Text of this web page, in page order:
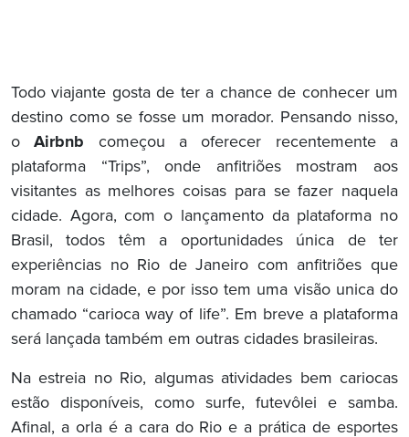
Todo viajante gosta de ter a chance de conhecer um
destino como se fosse um morador. Pensando nisso,
oAirbnb começou a oferecer recentemente a
plataforma “Trips”, onde anfitriões mostram aos
visitantes as melhores coisas para se fazer naquela
cidade. Agora, com o lançamento da plataforma no
Brasil, todos têm a oportunidades única de ter
experiências no Rio de Janeiro com anfitriões que
moram na cidade, e por isso tem uma visão unica do
chamado “carioca way of life”. Em breve a plataforma
será lançada também em outras cidades brasileiras.
Na estreia no Rio, algumas atividades bem cariocas
estão disponíveis, como surfe, futevôlei e samba.
Afinal, a orla é a cara do Rio e a prática de esportes